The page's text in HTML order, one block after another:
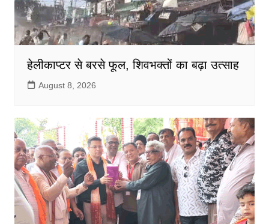
हेलीकाप्टर से बरसे फूल, शिवभक्तों का बढ़ा उत्साह
August 8, 2026